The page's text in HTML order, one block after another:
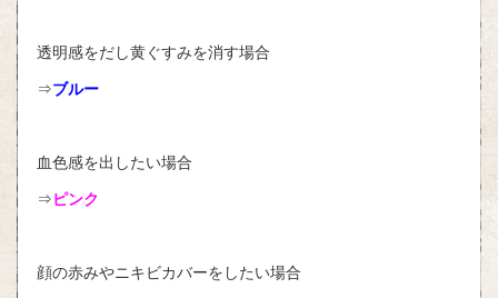
透明感をだし黄ぐすみを消す場合
⇒ブルー
血色感を出したい場合
⇒ ピンク
顔の赤みやニキビカバーをしたい場合